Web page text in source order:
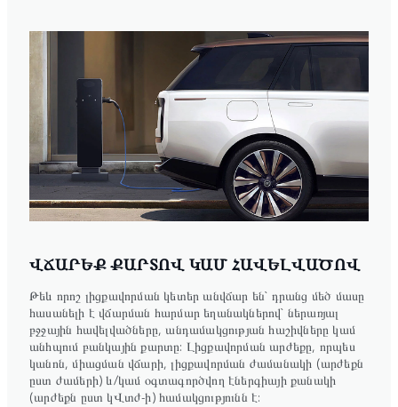
ՎՃԱՐԵՔ ՔԱՐՏՈՎ ԿԱՄ ՀԱՎԵԼՎԱԾՈՎ
Թեև որոշ լիցքավորման կետեր անվճար են` դրանց մեծ մասը
հասանելի է վճարման հարմար եղանակներով` ներառյալ
բջջային հավելվածները, անդամակցության հաշիվները կամ
անհպում բանկային քարտը: Լիցքավորման արժեքը, որպես
կանոն, միացման վճարի, լիցքավորման ժամանակի (արժեքն
ըստ ժամերի) և/կամ օգտագործվող էներգիայի քանակի
(արժեքն ըստ կՎտժ-ի) համակցությունն է: